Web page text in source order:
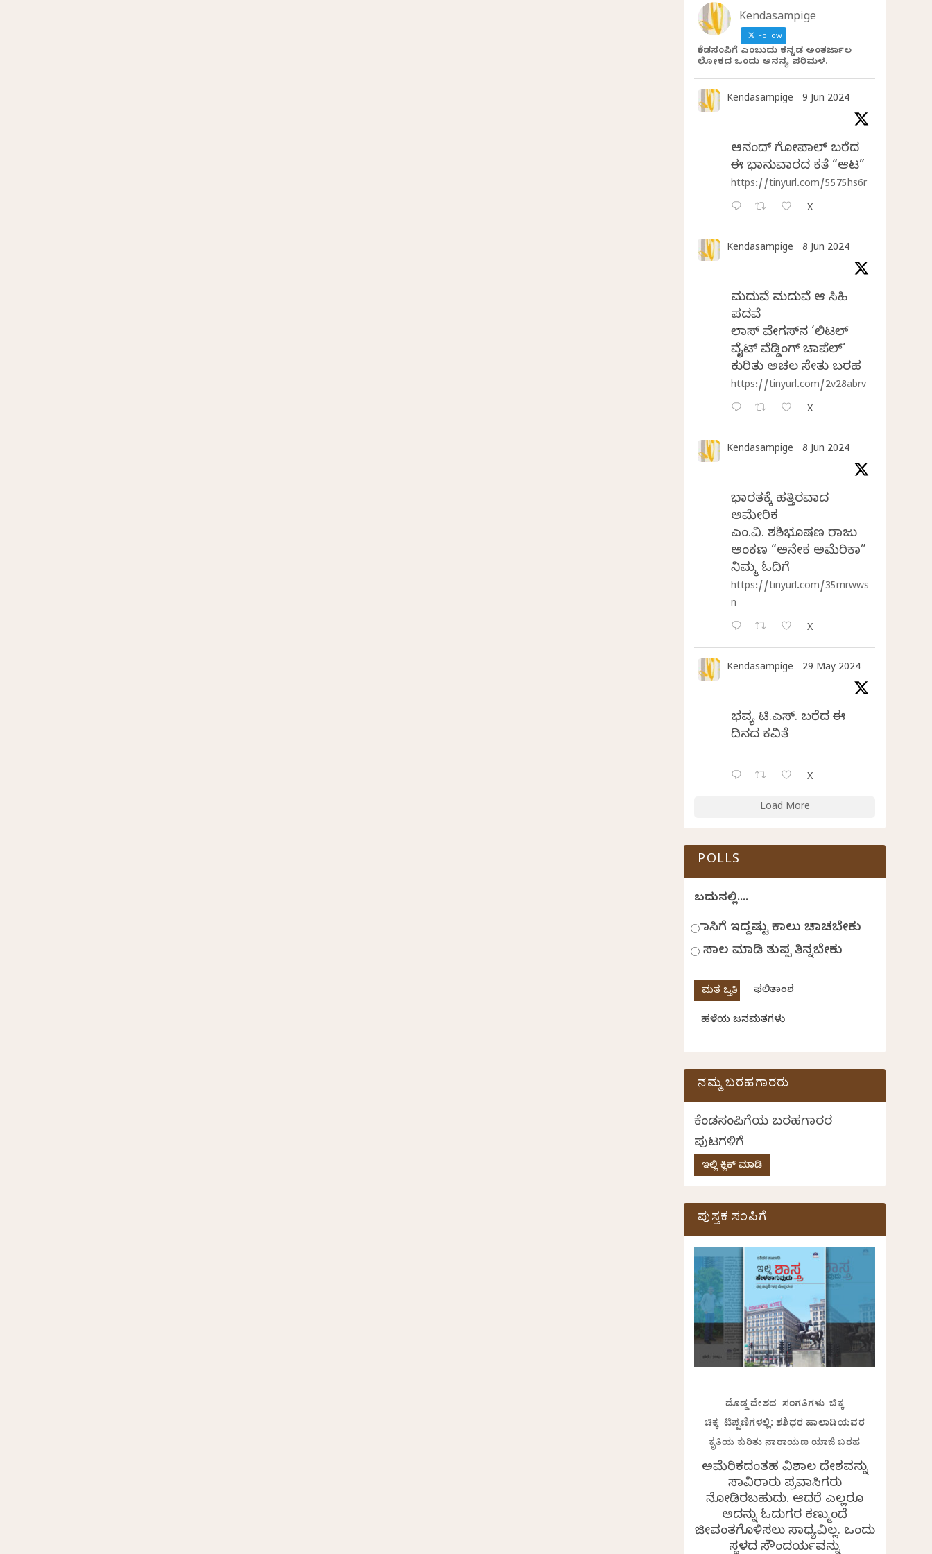
Kendasampige
Follow
ಕೆಂಡಸಂಪಿಗೆ ಎಂಬುದು ಕನ್ನಡ ಅಂತರ್ಜಾಲ
ಲೋಕದ ಒಂದು ಅನನ್ಯ ಪರಿಮಳ.
Kendasampige 9 Jun 2024
ಆನಂದ್‌ ಗೋಪಾಲ್‌ ಬರೆದ
ಈ ಭಾನುವಾರದ ಕತೆ “ಆಟ”
https://tinyurl.com/5575hs6r
X
Kendasampige 8 Jun 2024
ಮದುವೆ ಮದುವೆ ಆ ಸಿಹಿ
ಪದವೆ
ಲಾಸ್‌ ವೇಗಸ್‌ನ ‘ಲಿಟಲ್
ವೈಟ್ ವೆಡ್ಡಿಂಗ್ ಚಾಪೆಲ್’
ಕುರಿತು ಅಚಲ ಸೇತು ಬರಹ
https://tinyurl.com/2v28abrv
X
Kendasampige 8 Jun 2024
ಭಾರತಕ್ಕೆ ಹತ್ತಿರವಾದ
ಅಮೇರಿಕ
ಎಂ.ವಿ. ಶಶಿಭೂಷಣ ರಾಜು
ಅಂಕಣ “ಅನೇಕ ಅಮೆರಿಕಾ”
ನಿಮ್ಮ ಓದಿಗೆ
https://tinyurl.com/35mrwws
n
X
Kendasampige 29 May 2024
ಭವ್ಯ ಟಿ.ಎಸ್. ಬರೆದ ಈ
ದಿನದ ಕವಿತೆ
X
Load More
POLLS
ಬದುಕಿನಲ್ಲಿ....
ಹಾಸಿಗೆ ಇದ್ದಷ್ಟು ಕಾಲು ಚಾಚಬೇಕು
ಸಾಲ ಮಾಡಿ ತುಪ್ಪ ತಿನ್ನಬೇಕು
ಫಲಿತಾಂಶ
ಹಳೆಯ ಜನಮತಗಳು
ನಮ್ಮ ಬರಹಗಾರರು
ಕೆಂಡಸಂಪಿಗೆಯ ಬರಹಗಾರರ
ಪುಟಗಳಿಗೆ
ಇಲ್ಲಿ ಕ್ಲಿಕ್ ಮಾಡಿ
ಪುಸ್ತಕ ಸಂಪಿಗೆ
ದೊಡ್ಡ ದೇಶದ ಸಂಗತಿಗಳು ಚಿಕ್ಕ
ಚಿಕ್ಕ ಟಿಪ್ಪಣಿಗಳಲ್ಲಿ: ಶಶಿಧರ ಹಾಲಾಡಿಯವರ
ಕೃತಿಯ ಕುರಿತು ನಾರಾಯಣ ಯಾಜಿ ಬರಹ
ಅಮೆರಿಕದಂತಹ ವಿಶಾಲ ದೇಶವನ್ನು
ಸಾವಿರಾರು ಪ್ರವಾಸಿಗರು
ನೋಡಿರಬಹುದು. ಆದರೆ ಎಲ್ಲರೂ
ಅದನ್ನು ಓದುಗರ ಕಣ್ಮುಂದೆ
ಜೀವಂತಗೊಳಿಸಲು ಸಾಧ್ಯವಿಲ್ಲ. ಒಂದು
ಸ್ಥಳದ ಸೌಂದರ್ಯವನ್ನು